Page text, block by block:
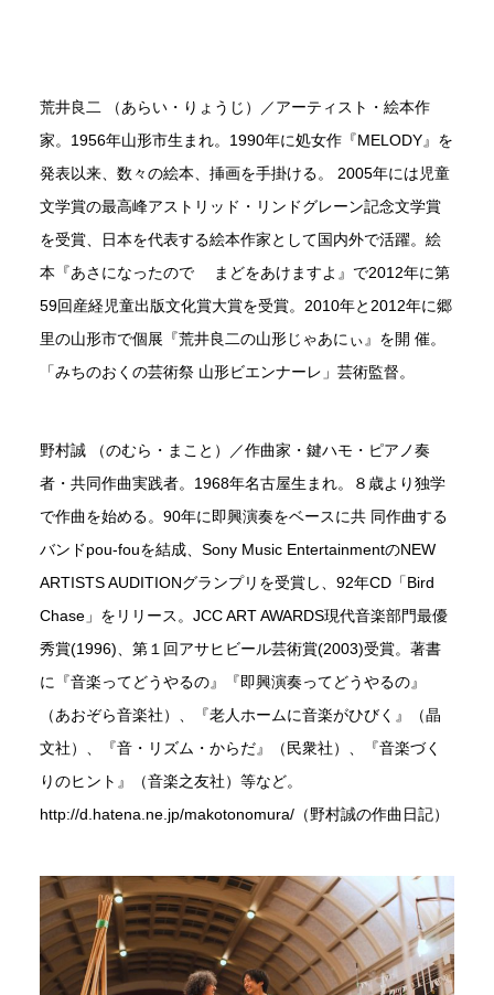
荒井良二 （あらい・りょうじ）／アーティスト・絵本作
家。1956年山形市生まれ。1990年に処女作『MELODY』を
発表以来、数々の絵本、挿画を手掛ける。 2005年には児童
文学賞の最高峰アストリッド・リンドグレーン記念文学賞
を受賞、日本を代表する絵本作家として国内外で活躍。絵
本『あさになったので まどをあけますよ』で2012年に第
59回産経児童出版文化賞大賞を受賞。2010年と2012年に郷
里の山形市で個展『荒井良二の山形じゃあにぃ』を開 催。
「みちのおくの芸術祭 山形ビエンナーレ」芸術監督。
野村誠 （のむら・まこと）／作曲家・鍵ハモ・ピアノ奏
者・共同作曲実践者。1968年名古屋生まれ。８歳より独学
で作曲を始める。90年に即興演奏をベースに共 同作曲する
バンドpou-fouを結成、Sony Music EntertainmentのNEW
ARTISTS AUDITIONグランプリを受賞し、92年CD「Bird
Chase」をリリース。JCC ART AWARDS現代音楽部門最優
秀賞(1996)、第１回アサヒビール芸術賞(2003)受賞。著書
に『音楽ってどうやるの』『即興演奏ってどうやるの』
（あおぞら音楽社）、『老人ホームに音楽がひびく』（晶
文社）、『音・リズム・からだ』（民衆社）、『音楽づく
りのヒント』（音楽之友社）等など。
http://d.hatena.ne.jp/makotonomura/（野村誠の作曲日記）